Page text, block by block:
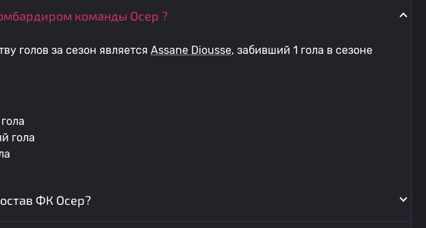
команды Осер ?
голов за сезон является Assane Diousse, забивший 1 гола в сезоне
гола
ФК Осер?